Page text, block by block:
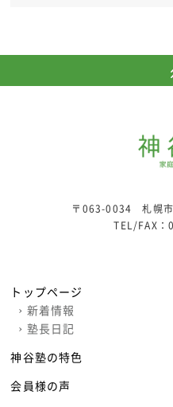
〒063-0034 札幌市
TEL/FAX：
トップページ
› 新着情報
› 塾長日記
神谷塾の特色
会員様の声